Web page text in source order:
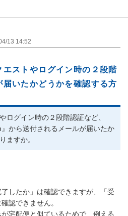
13 14:52
エストやログイン時の２段階
いたかどうかを確認する方
ログイン時の２段階認証など、
』から送付されるメールが届いたか
ますか。
了したか」は確認できますが、「受
認できません。
宅配便と似ているためで、例える